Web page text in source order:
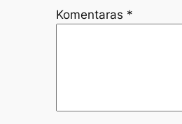
Komentaras *